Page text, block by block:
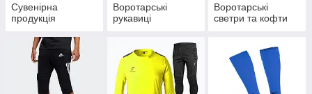
Сувенірна
продукція
Воротарські
рукавиці
Воротарські
светри та кофти